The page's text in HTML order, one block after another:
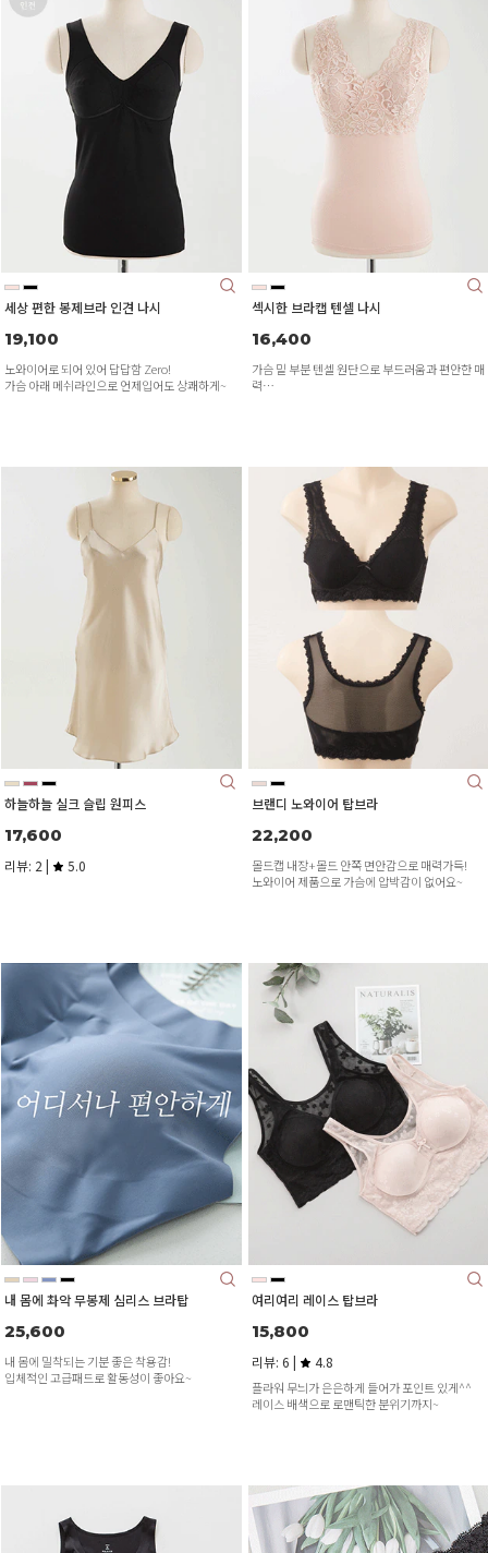
세상 편한 봉제브라 인견 나시
19,100
노와이어로 되어 있어 답답함 Zero!
가슴 아래 메쉬라인으로 언제입어도 상쾌하게~
섹시한 브라캡 텐셀 나시
16,400
가슴 밑 부분 텐셀 원단으로 부드러움과 편안한 매
력
하늘하늘 실크 슬립 원피스
17,600
리뷰: 2 | 5.0
브랜디 노와이어 탑브라
22,200
몰드캡 내장+몰드 안쪽 면안감으로 매력가득!
노와이어 제품으로 가슴에 압박감이 없어요~
내 몸에 촤악 무봉제 심리스 브라탑
25,600
내 몸에 밀착되는 기분 좋은 착용감!
입체적인 고급패드로 활동성이 좋아요~
여리여리 레이스 탑브라
15,800
리뷰: 6 | 4.8
플라워 무늬가 은은하게 들어가 포인트 있게^^
레이스 배색으로 로맨틱한 분위기까지~